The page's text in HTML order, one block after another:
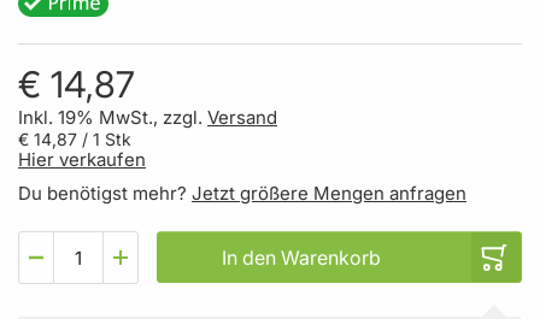
€ 14,87
Inkl. 19% MwSt., zzgl. Versand
€ 14,87 / 1 Stk
Hier verkaufen
Du benötigst mehr? Jetzt größere Mengen anfragen
In den Warenkorb